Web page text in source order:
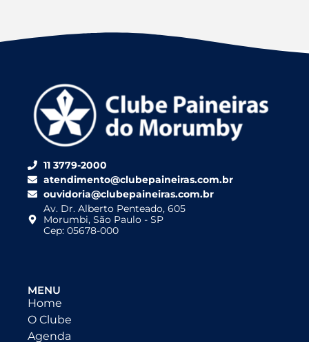
11 3779-2000
atendimento@clubepaineiras.com.br
ouvidoria@clubepaineiras.com.br
Av. Dr. Alberto Penteado, 605
Morumbi, São Paulo - SP
Cep: 05678-000
MENU
Home
O Clube
Agenda